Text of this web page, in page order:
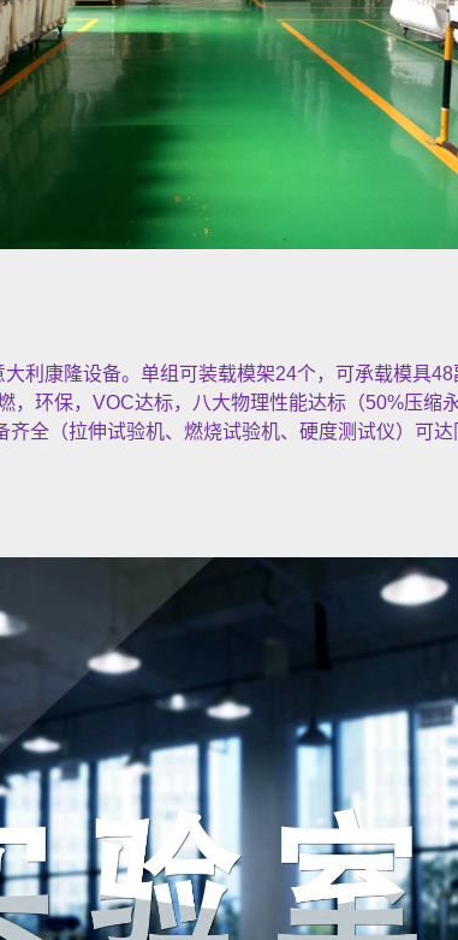
利康隆设备。单组可装载模架24个，可承载模具
，环保，VOC达标，八大物理性能达标（50%压缩
全（拉伸试验机、燃烧试验机、硬度测试仪）可达